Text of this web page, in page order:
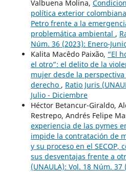
Valbuena Molina,
política exterior
Petro frente a la
problemática ambiental ,
Núm. 36 (2023): Enero-
Kalita Macêdo Paixão, “El
el otro”: el delito de la
mujer desde la
derecho , Ratio Juris
Julio - Diciembre
Héctor Betancur-Giraldo,
Restrepo, Andrés Felipe
experiencia de las pymes
impide la contratación de
y su proceso en el SECOP,
sus desventajas frente a
(UNAULA): Vol. 18 Núm.